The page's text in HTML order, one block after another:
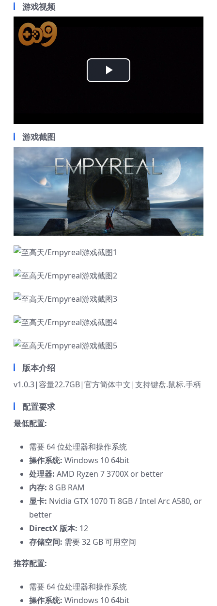
游戏视频
Play
游戏截图
版本介绍
v1.0.3|容量22.7GB|官方简体中文|支持键盘.鼠标.手柄
配置要求
最低配置:
需要 64 位处理器和操作系统
操作系统: Windows 10 64bit
处理器: AMD Ryzen 7 3700X or better
内存: 8 GB RAM
显卡: Nvidia GTX 1070 Ti 8GB / Intel Arc A580, or
better
DirectX 版本: 12
存储空间: 需要 32 GB 可用空间
推荐配置:
需要 64 位处理器和操作系统
操作系统: Windows 10 64bit